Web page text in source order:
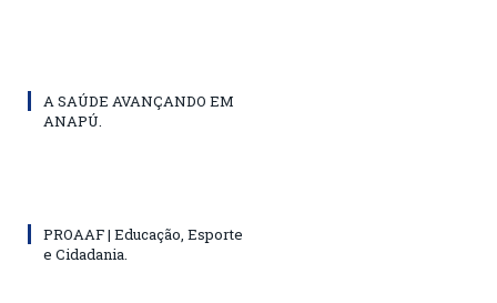
A SAÚDE AVANÇANDO EM
ANAPÚ.
PROAAF | Educação, Esporte
e Cidadania.